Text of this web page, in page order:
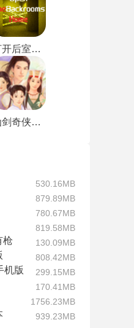
打开后室归宿
仙剑奇侠传1重制版
530.16MB
879.89MB
780.67MB
819.58MB
枪
130.09MB
808.42MB
机版
299.15MB
170.41MB
1756.23MB
939.23MB